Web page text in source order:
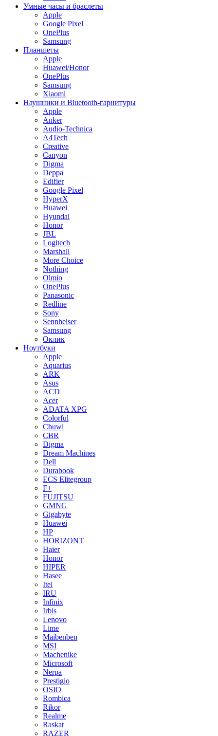
Умные часы и браслеты
Apple
Google Pixel
OnePlus
Samsung
Планшеты
Apple
Huawei/Honor
OnePlus
Samsung
Xiaomi
Наушники и Bluetooth-гарнитуры
Apple
Anker
Audio-Technica
A4Tech
Creative
Canyon
Digma
Deppa
Edifier
Google Pixel
HyperX
Huawei
Hyundai
Honor
JBL
Logitech
Marshall
More Choice
Nothing
Olmio
OnePlus
Panasonic
Redline
Sony
Sennheiser
Samsung
Оклик
Ноутбуки
Apple
Aquarius
ARK
Asus
ACD
Acer
ADATA XPG
Colorful
Chuwi
CBR
Digma
Dream Machines
Dell
Durabook
ECS Elitegroup
F+
FUJITSU
GMNG
Gigabyte
Huawei
HP
HORIZONT
Haier
Honor
HIPER
Hasee
Itel
IRU
Infinix
Irbis
Lenovo
Lime
Maibenben
MSI
Machenike
Microsoft
Nerpa
Prestigio
OSIO
Rombica
Rikor
Realme
Raskat
RAZER